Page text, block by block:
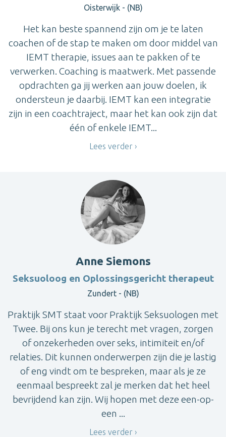
Oisterwijk - (NB)
Het kan beste spannend zijn om je te laten
coachen of de stap te maken om door middel van
IEMT therapie, issues aan te pakken of te
verwerken. Coaching is maatwerk. Met passende
opdrachten ga jij werken aan jouw doelen, ik
ondersteun je daarbij. IEMT kan een integratie
zijn in een coachtraject, maar het kan ook zijn dat
één of enkele IEMT...
Lees verder
Anne Siemons
Seksuoloog en Oplossingsgericht therapeut
Zundert - (NB)
Praktijk SMT staat voor Praktijk Seksuologen met
Twee. Bij ons kun je terecht met vragen, zorgen
of onzekerheden over seks, intimiteit en/of
relaties. Dit kunnen onderwerpen zijn die je lastig
of eng vindt om te bespreken, maar als je ze
eenmaal bespreekt zal je merken dat het heel
bevrijdend kan zijn. Wij hopen met deze een-op-
een ...
Lees verder